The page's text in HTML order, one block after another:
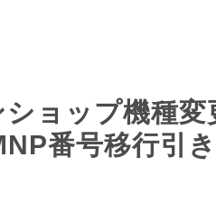
ョップ機種変
番号移行引